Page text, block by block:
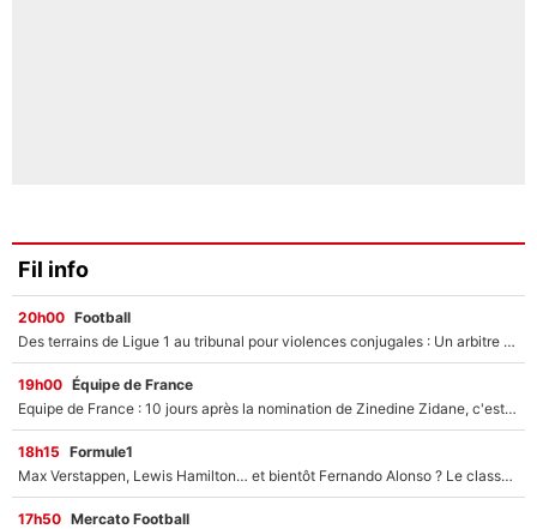
Fil info
20h00 Football
Des terrains de Ligue 1 au tribunal pour violences conjugales : Un arbitre français encourt une peine de 18 mois de prison !
19h00 Équipe de France
Equipe de France : 10 jours après la nomination de Zinedine Zidane, c'est au tour de son fils de prendre un nouveau départ !
18h15 Formule1
Max Verstappen, Lewis Hamilton… et bientôt Fernando Alonso ? Le classement des pilotes les mieux payés en Formule 1 risque de changer !
17h50 Mercato Football